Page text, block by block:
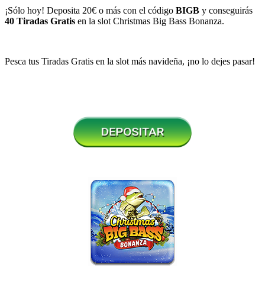
¡Sólo hoy! Deposita 20€ o más con el código BIGB y conseguirás
40 Tiradas Gratis en la slot Christmas Big Bass Bonanza.
Pesca tus Tiradas Gratis en la slot más navideña, ¡no lo dejes pasar!